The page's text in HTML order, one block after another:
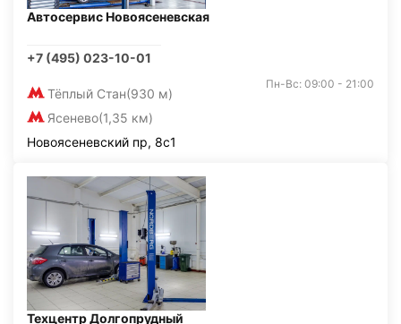
Автосервис Новоясеневская
+7 (495) 023-10-01
Тёплый Стан(930 м)
Ясенево(1,35 км)
Пн-Вс: 09:00 - 21:00
Новоясеневский пр, 8с1
Техцентр Долгопрудный